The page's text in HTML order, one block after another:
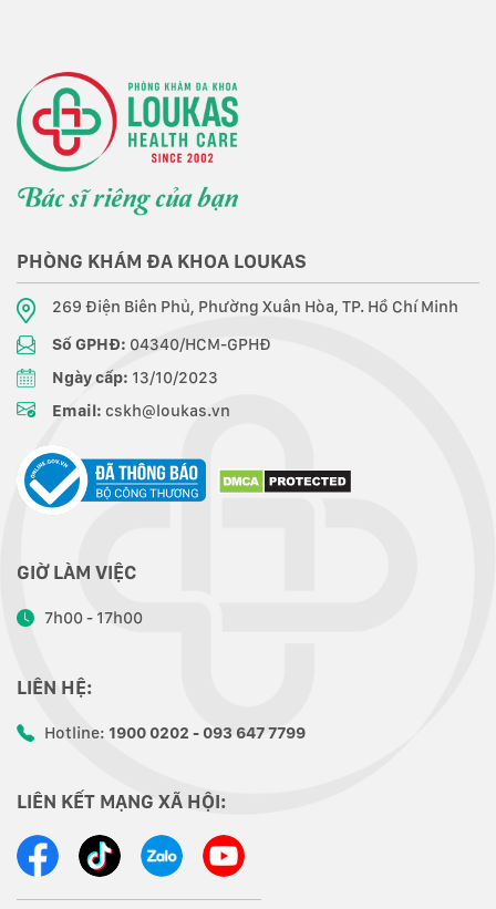
PHÒNG KHÁM ĐA KHOA LOUKAS
269 Điện Biên Phủ, Phường Xuân Hòa, TP. Hồ Chí Minh
Số GPHĐ: 04340/HCM-GPHĐ
Ngày cấp: 13/10/2023
Email: cskh@loukas.vn
GIỜ LÀM VIỆC
7h00 - 17h00
LIÊN HỆ:
Hotline: 1900 0202 - 093 647 7799
LIÊN KẾT MẠNG XÃ HỘI: